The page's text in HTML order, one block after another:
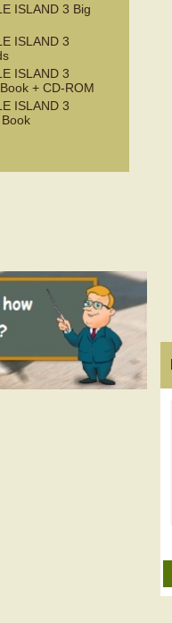
ISLAND 3 Big
ISLAND 3
ISLAND 3
+ CD-ROM
ISLAND 3